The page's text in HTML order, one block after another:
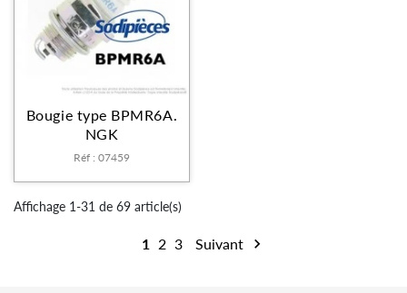
Bougie type BPMR6A.
NGK
Réf : 07459
Affichage 1-31 de 69 article(s)
1 2 3 Suivant 